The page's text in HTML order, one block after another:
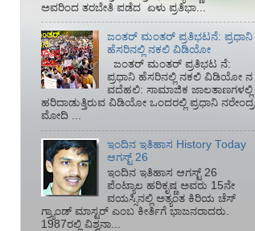
ಅವರಿಂದ ತರಬೇತಿ ಪಡೆದ ಏಳು ಪ್ರತಿಭಾ...
ಜಂತರ್ ಮಂತರ್ ಪ್ರತಿಭಟನೆ: ಪ್ರಧಾನಿ
ಹೆಸರಿನಲ್ಲಿ ನಕಲಿ ವಿಡಿಯೋ
ಜಂತರ್ ಮಂತರ್ ಪ್ರತಿಭಟ ನೆ:
ಪ್ರಧಾನಿ ಹೆಸರಿನಲ್ಲಿ ನಕಲಿ ವಿಡಿಯೋ ನ
ವದೆಹಲಿ: ಸಾಮಾಜಿಕ ಜಾಲತಾಣಗಳಲ್ಲಿ
ಹರಿದಾಡುತ್ತಿರುವ ವಿಡಿಯೋ ಒಂದರಲ್ಲಿ ಪ್ರಧಾನಿ ನರೇಂದ್ರ
ಮೋದಿ ...
ಇಂದಿನ ಇತಿಹಾಸ History Today
ಆಗಸ್ಟ್ 26
ಇಂದಿನ ಇತಿಹಾಸ ಆಗಸ್ಟ್ 26
ಪೆಂಟ್ಯಾಲ ಹರಿಕೃಷ್ಣ ಅವರು 15ನೇ
ವಯಸ್ಸಿನಲ್ಲಿ ಅತ್ಯಂತ ಕಿರಿಯ ಚೆಸ್
ಗ್ರ್ಯಾಂಡ್ ಮಾಸ್ಟರ್ ಎಂಬ ಕೀರ್ತಿಗೆ ಭಾಜನರಾದರು.
1987ರಲ್ಲಿ ವಿಶ್ವನಾ...